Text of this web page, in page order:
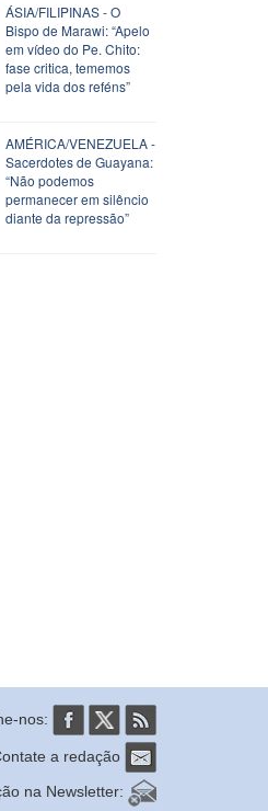
ÁSIA/FILIPINAS - O
Bispo de Marawi: “Apelo
em vídeo do Pe. Chito:
fase critica, tememos
pela vida dos reféns”
AMÉRICA/VENEZUELA -
Sacerdotes de Guayana:
“Não podemos
permanecer em silêncio
diante da repressão”
nos:
a redação
na Newsletter: